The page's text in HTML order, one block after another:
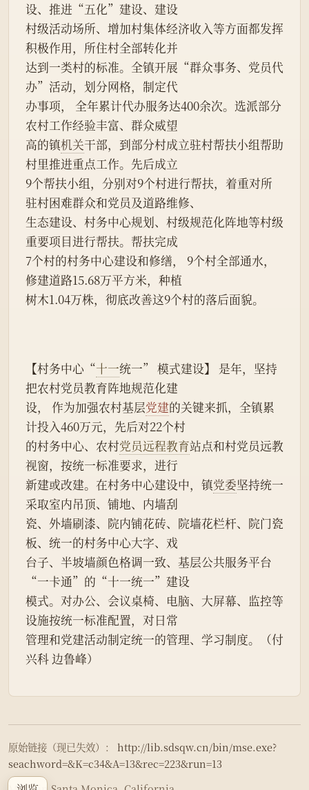
设、推进“五化”建设、建设
村级活动场所、增加村集体经济收入等方面都发挥
积极作用，所住村全部转化并
达到一类村的标准。全镇开展“群众事务、党员代
办”活动，划分网格，制定代
办事项， 全年累计代办服务达400余次。选派部分
农村工作经验丰富、群众威望
高的镇机关干部，到部分村成立驻村帮扶小组帮助
村里推进重点工作。先后成立
9个帮扶小组，分别对9个村进行帮扶，着重对所
驻村困难群众和党员及道路维修、
生态建设、村务中心规划、村级规范化阵地等村级
重要项目进行帮扶。帮扶完成
7个村的村务中心建设和修缮， 9个村全部通水，
修建道路15.68万平方米，种植
树木1.04万株，彻底改善这9个村的落后面貌。
【村务中心“十一统一” 模式建设】 是年，坚持
把农村党员教育阵地规范化建
设， 作为加强农村基层党建的关键来抓，全镇累
计投入460万元，先后对22个村
的村务中心、农村党员远程教育站点和村党员远教
视窗，按统一标准要求，进行
新建或改建。在村务中心建设中，镇党委坚持统一
采取室内吊顶、铺地、内墙刮
瓷、外墙刷漆、院内铺花砖、院墙花栏杆、院门瓷
板、统一的村务中心大字、戏
台子、半坡墙颜色格调一致、基层公共服务平台
“一卡通”的“十一统一”建设
模式。对办公、会议桌椅、电脑、大屏幕、监控等
设施按统一标准配置，对日常
管理和党建活动制定统一的管理、学习制度。（付
兴科 边鲁峰）
原始链接（现已失效）：
http://lib.sdsqw.cn/bin/mse.exe?
seachword=&K=c34&A=13&rec=223&run=13